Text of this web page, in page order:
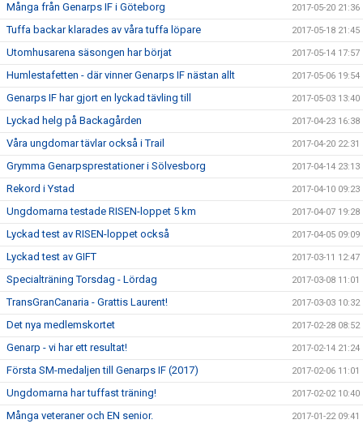
Många från Genarps IF i Göteborg 2017-05-20 21:36
Tuffa backar klarades av våra tuffa löpare 2017-05-18 21:45
Utomhusarena säsongen har börjat 2017-05-14 17:57
Humlestafetten - där vinner Genarps IF nästan allt 2017-05-06 19:54
Genarps IF har gjort en lyckad tävling till 2017-05-03 13:40
Lyckad helg på Backagården 2017-04-23 16:38
Våra ungdomar tävlar också i Trail 2017-04-20 22:31
Grymma Genarpsprestationer i Sölvesborg 2017-04-14 23:13
Rekord i Ystad 2017-04-10 09:23
Ungdomarna testade RISEN-loppet 5 km 2017-04-07 19:28
Lyckad test av RISEN-loppet också 2017-04-05 09:09
Lyckad test av GIFT 2017-03-11 12:47
Specialträning Torsdag - Lördag 2017-03-08 11:01
TransGranCanaria - Grattis Laurent! 2017-03-03 10:32
Det nya medlemskortet 2017-02-28 08:52
Genarp - vi har ett resultat! 2017-02-14 21:24
Första SM-medaljen till Genarps IF (2017) 2017-02-06 11:01
Ungdomarna har tuffast träning! 2017-02-02 10:40
Många veteraner och EN senior. 2017-01-22 09:41